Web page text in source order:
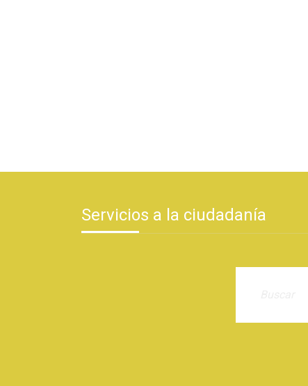
Servicios a la ciudadanía